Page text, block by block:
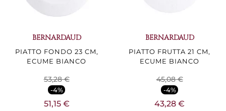
BERNARDAUD
PIATTO FONDO 23 CM,
ECUME BIANCO
53,28 €
-4%
51,15 €
BERNARDAUD
PIATTO FRUTTA 21 CM,
ECUME BIANCO
45,08 €
-4%
43,28 €